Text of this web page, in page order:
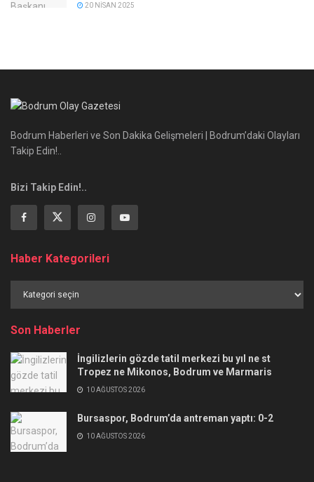
20 NISAN 2025
Bodrum Haberleri ve Son Dakika Gelişmeleri | Bodrum’daki Olayları
Takip Edin!..
Bizi Takip Edin!..
Haber Kategorileri
Kategorileri
Son Haberler
İngilizlerin gözde tatil merkezi bu yıl ne st
Tropez ne Mikonos, Bodrum ve Marmaris
10 AĞUSTOS 2026
Bursaspor, Bodrum’da antreman yaptı: 0-2
10 AĞUSTOS 2026